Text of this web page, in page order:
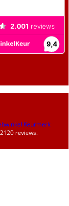
Keurmerk
reviews.